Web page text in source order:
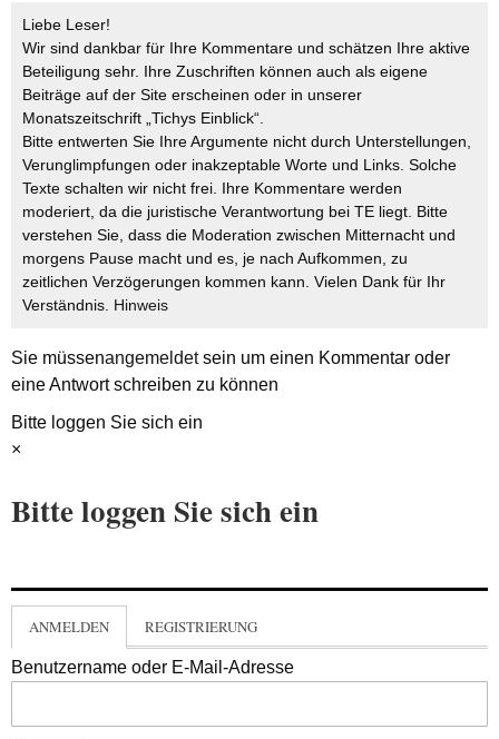
Liebe Leser!
Wir sind dankbar für Ihre Kommentare und schätzen Ihre aktive
Beteiligung sehr. Ihre Zuschriften können auch als eigene
Beiträge auf der Site erscheinen oder in unserer
Monatszeitschrift „Tichys Einblick“.
Bitte entwerten Sie Ihre Argumente nicht durch Unterstellungen,
Verunglimpfungen oder inakzeptable Worte und Links. Solche
Texte schalten wir nicht frei. Ihre Kommentare werden
moderiert, da die juristische Verantwortung bei TE liegt. Bitte
verstehen Sie, dass die Moderation zwischen Mitternacht und
morgens Pause macht und es, je nach Aufkommen, zu
zeitlichen Verzögerungen kommen kann. Vielen Dank für Ihr
Verständnis. Hinweis
Sie müssenangemeldetsein um einen Kommentar oder
eine Antwort schreiben zu können
Bitte loggen Sie sich ein
×
Bitte loggen Sie sich ein
ANMELDEN REGISTRIERUNG
Benutzername oder E-Mail-Adresse